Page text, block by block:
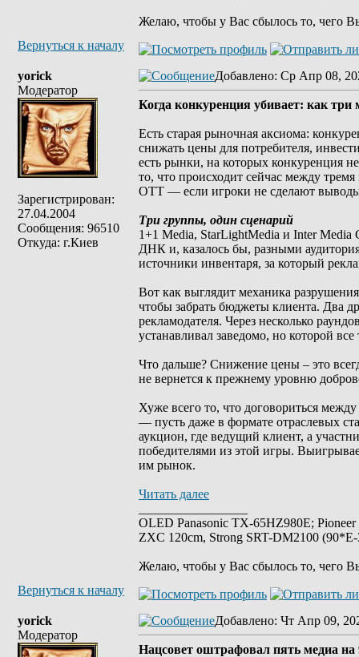
Желаю, чтобы у Вас сбылось то, чего
Вернуться к началу
yorick
Модератор
Зарегистрирован:
27.04.2004
Сообщения: 96510
Откуда: г.Киев
Добавлено: Ср Апр 08,
Когда конкуренция убивает: как
Есть старая рыночная аксиома:
снижать цены для потребителя,
есть рынки, на которых конкуренция
то, что происходит сейчас между
OTT — если игроки не сделают
Три группы, один сценарий
1+1 Media, StarLightMedia и Inter
ДНК и, казалось бы, разными
источники инвентаря, за который
Вот как выглядит механика
чтобы забрать бюджеты клиента. Два
рекламодателя. Через несколько
устанавливал заведомо, но которой
Что дальше? Снижение цены – это
не вернется к прежнему уровню
Хуже всего то, что договориться
— пусть даже в формате отраслевых
аукцион, где ведущий клиент, а
победителями из этой игры.
им рынок.
Читать далее
OLED Panasonic TX-65HZ980E;
ZXC 120cm, Strong SRT-DM2100
Желаю, чтобы у Вас сбылось то, чего
Вернуться к началу
yorick
Модератор
Добавлено: Чт Апр 09,
Нацсовет оштрафовал пять медиа на